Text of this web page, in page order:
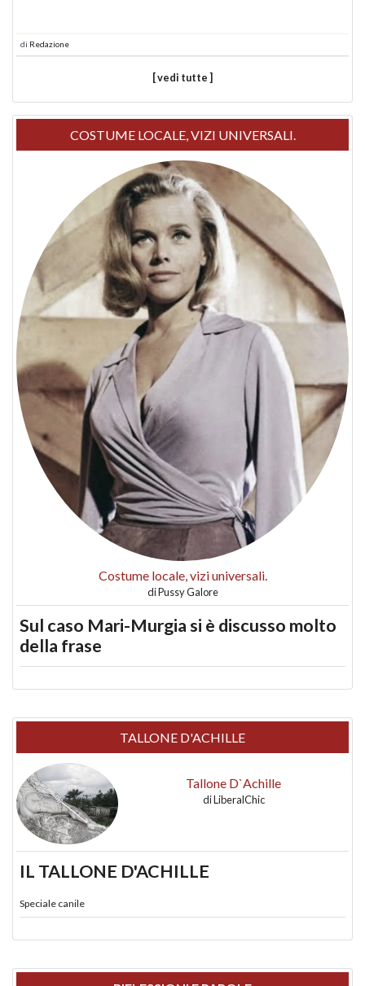
di Redazione
[ vedi tutte ]
COSTUME LOCALE, VIZI UNIVERSALI.
Costume locale, vizi universali.
diPussy Galore
Sul caso Mari-Murgia si è discusso molto
della frase
TALLONE D'ACHILLE
Tallone D`Achille
diLiberalChic
IL TALLONE D'ACHILLE
Speciale canile